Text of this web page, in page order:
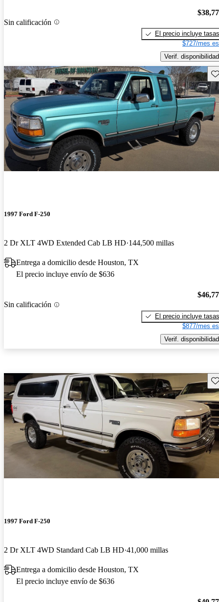
Sin calificación
El precio incluye tasas
$727/mes
Verif. disponibilidad
1997 Ford F-250
2 Dr XLT 4WD Extended Cab LB HD 144,500 millas
Entrega a domicilio desde Houston, TX
El precio incluye envío de $636
Sin calificación
El precio incluye tasas
$877/mes
Verif. disponibilidad
1997 Ford F-250
2 Dr XLT 4WD Standard Cab LB HD 41,000 millas
Entrega a domicilio desde Houston, TX
El precio incluye envío de $636